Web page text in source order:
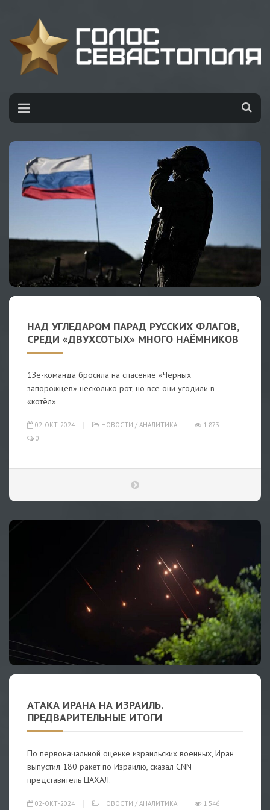
НАД УГЛЕДАРОМ ПАРАД РУССКИХ ФЛАГОВ,
СРЕДИ «ДВУХСОТЫХ» МНОГО НАЁМНИКОВ
1Зе-команда бросила на спасение «Чёрных
запорожцев» несколько рот, но все они угодили в
«котёл»
02-ОКТ-2024 НОВОСТИ / АНАЛИТИКА
1 873
0
АТАКА ИРАНА НА ИЗРАИЛЬ.
ПРЕДВАРИТЕЛЬНЫЕ ИТОГИ
По первоначальной оценке израильских военных, Иран
выпустил 180 ракет по Израилю, сказал CNN
представитель ЦАХАЛ.
02-ОКТ-2024 НОВОСТИ / АНАЛИТИКА 1 546